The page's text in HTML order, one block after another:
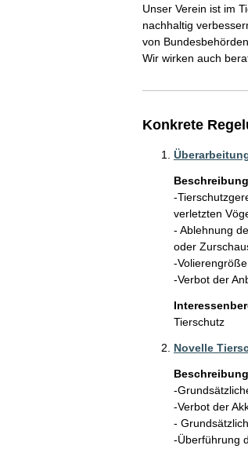
Unser Verein ist im
nachhaltig
von Bundesbehörden.
Wir wirken auch
Konkrete
-
verletzten
- Ablehnung
oder
-
-Verbot der
Tierschutz
Novelle
-
-Verbot der
-
-Überführung